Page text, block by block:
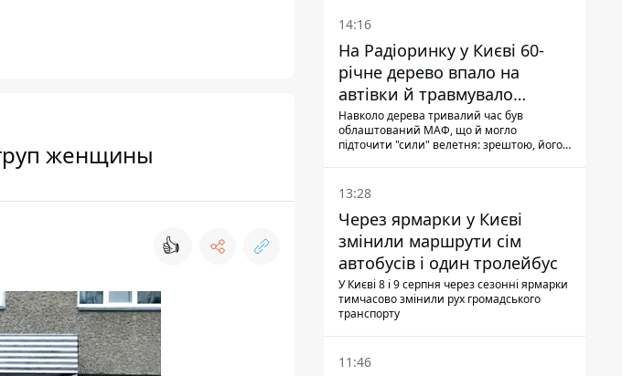
женщины
👍
14:16
На Радіоринку у Києві 60-
річне дерево впало на
автівки й травмувало
людину - подробиці
Навколо дерева тривалий час був
облаштований МАФ, що й могло
підточити "сили" велетня: зрештою, його
13:28
Через ярмарки у Києві
змінили маршрути сім
автобусів і один тролейбус
У Києві 8 і 9 серпня через сезонні ярмарки
тимчасово змінили рух громадського
транспорту
11:46